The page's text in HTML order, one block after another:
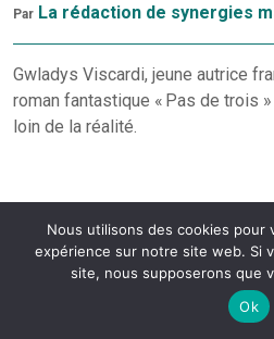
Par La rédaction de synergies
Gwladys Viscardi, jeune autrice
roman fantastique « Pas de trois
loin de la réalité.
Nous utilisons des cookies pour
expérience sur notre site web. Si
site, nous supposerons que
Ok